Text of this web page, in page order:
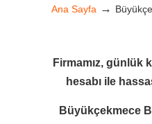
Ana Sayfa →
Firmamız, günlük
hesabı ile
Büyükçekmece